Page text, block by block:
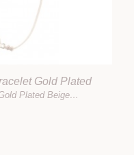
Gold Plated
Plated Beige…